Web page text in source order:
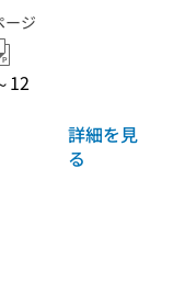
ージ
12
詳細を見
る